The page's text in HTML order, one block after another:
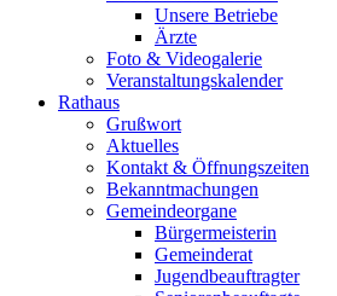
Unsere Betriebe
Ärzte
Foto & Videogalerie
Veranstaltungskalender
Rathaus
Grußwort
Aktuelles
Kontakt & Öffnungszeiten
Bekanntmachungen
Gemeindeorgane
Bürgermeisterin
Gemeinderat
Jugendbeauftragter